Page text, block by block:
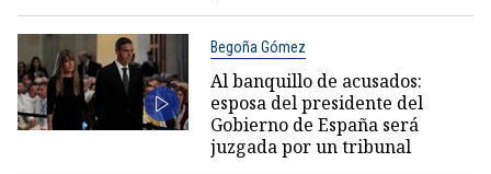
Begoña Gómez
Al banquillo de acusados:
esposa del presidente del
Gobierno de España será
juzgada por un tribunal